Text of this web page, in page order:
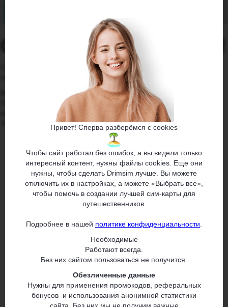
Спасибо за ваш выбор!
Скоро мы пришлем вам письмо с дальнейшими шагами по
обновлению вашей пластиковой сим-карты Drimsim.
Приложение Drimsim — это не только пополнение баланса и
контроль расходов.
Это целая экосистема для путешественников. Знакомьтесь!
Привет! Сперва разберёмся с cookies
Чтобы сайт работал без ошибок, а вы видели только
интересный контент, нужны файлы cookies. Еще они
нужны, чтобы сделать Drimsim лучше. Вы можете
отключить их в настройках, а можете «Выбрать все»,
чтобы помочь в создании лучшей сим-карты для
путешественников.
Подробнее в нашей политике конфиденциальности.
Необходимые
Работают всегда.
Без них сайтом пользоваться не получится.
Обезличенные данные
Нужны для применения промокодов, реферальных
бонусов и использования анонимной статистики